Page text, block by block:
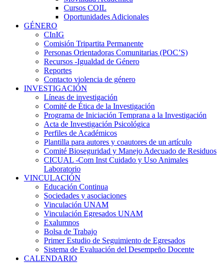
Cursos COIL
Oportunidades Adicionales
GÉNERO
CInIG
Comisión Tripartita Permanente
Personas Orientadoras Comunitarias (POC’S)
Recursos -Igualdad de Género
Reportes
Contacto violencia de género
INVESTIGACIÓN
Líneas de investigación
Comité de Ética de la Investigación
Programa de Iniciación Temprana a la Investigación
Acta de Investigación Psicológica
Perfiles de Académicos
Plantilla para autores y coautores de un artículo
Comité Bioseguridad y Manejo Adecuado de Residuos
CICUAL -Com Inst Cuidado y Uso Animales
Laboratorio
VINCULACIÓN
Educación Continua
Sociedades y asociaciones
Vinculación UNAM
Vinculación Egresados UNAM
Exalumnos
Bolsa de Trabajo
Primer Estudio de Seguimiento de Egresados
Sistema de Evaluación del Desempeño Docente
CALENDARIO